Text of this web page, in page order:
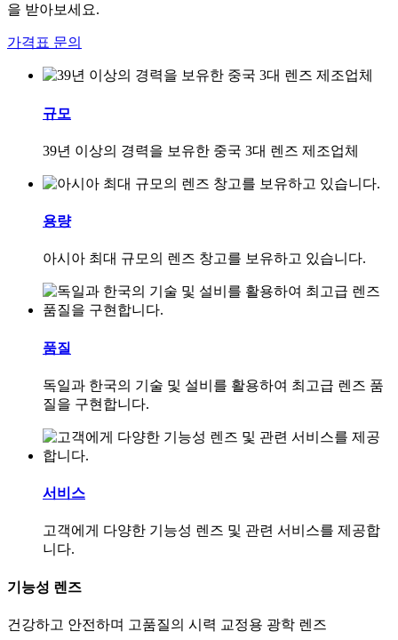
을 받아보세요.
가격표 문의
규모
39년 이상의 경력을 보유한 중국 3대 렌즈 제조업체
용량
아시아 최대 규모의 렌즈 창고를 보유하고 있습니다.
품질
독일과 한국의 기술 및 설비를 활용하여 최고급 렌즈 품
질을 구현합니다.
서비스
고객에게 다양한 기능성 렌즈 및 관련 서비스를 제공합
니다.
기능성 렌즈
건강하고 안전하며 고품질의 시력 교정용 광학 렌즈